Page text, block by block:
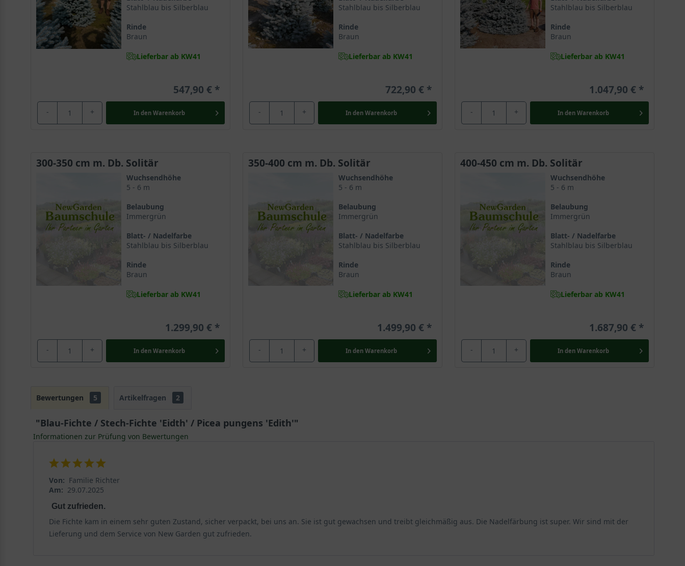
Stahlblau bis Silberblau
Rinde
Braun
Lieferbar ab KW41
547,90 €
- + In den Warenkorb
Stahlblau bis Silberblau
Rinde
Braun
Lieferbar ab KW41
722,90 €
- + In den Warenkorb
Stahlblau bis Silberblau
Rinde
Braun
Lieferbar ab KW41
1.047,90 €
- + In den Warenkorb
300-350 cm m. Db. Solitär
Wuchsendhöhe
5 - 6 m
Belaubung
Immergrün
Blatt- / Nadelfarbe
Stahlblau bis Silberblau
Rinde
Braun
Lieferbar ab KW41
1.299,90 €
- + In den Warenkorb
350-400 cm m. Db. Solitär
Wuchsendhöhe
5 - 6 m
Belaubung
Immergrün
Blatt- / Nadelfarbe
Stahlblau bis Silberblau
Rinde
Braun
Lieferbar ab KW41
1.499,90 €
- + In den Warenkorb
400-450 cm m. Db. Solitär
Wuchsendhöhe
5 - 6 m
Belaubung
Immergrün
Blatt- / Nadelfarbe
Stahlblau bis Silberblau
Rinde
Braun
Lieferbar ab KW41
1.687,90 €
- + In den Warenkorb
Bewertungen 5 Artikelfragen 2
"Blau-Fichte / Stech-Fichte 'Eidth' / Picea pungens 'Edith'"
Informationen zur Prüfung von Bewertungen
Von: Familie Richter
Am: 29.07.2025
Gut zufrieden.
Die Fichte kam in einem sehr guten Zustand, sicher verpackt, bei uns an. Sie ist gut gewachsen und treibt gleichmäßig aus. Die Nadelfärbung ist super. Wir sind mit der
Lieferung und dem Service von New Garden gut zufrieden.